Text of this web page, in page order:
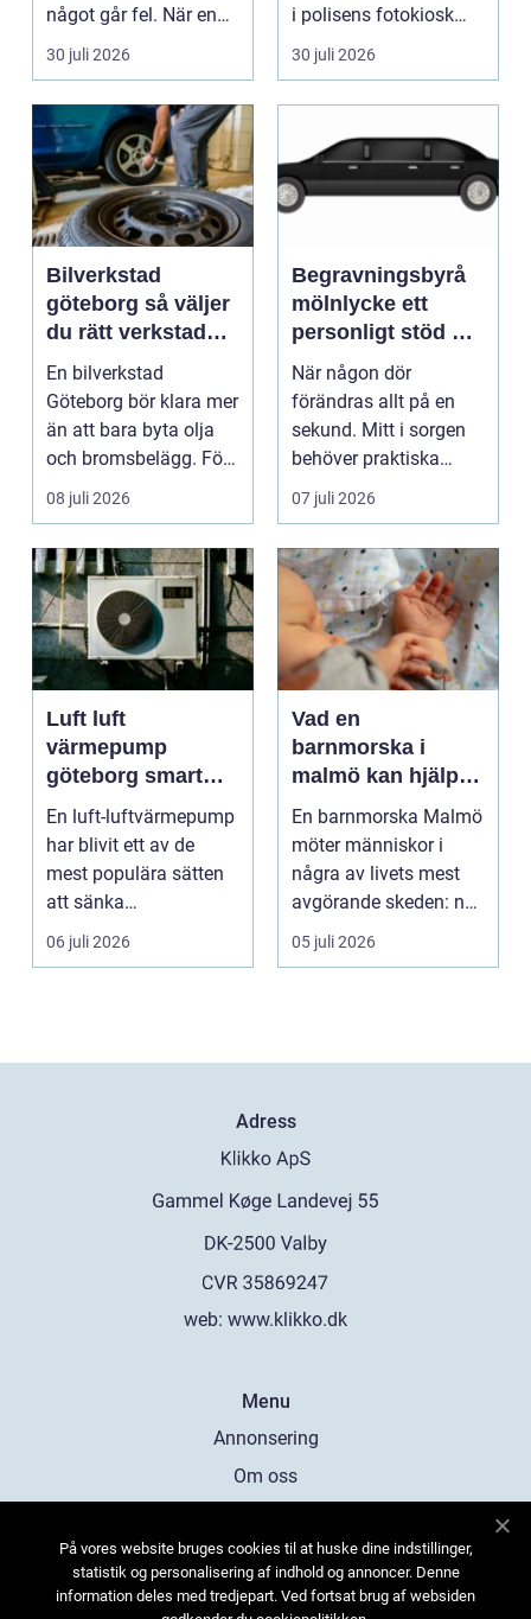
något går fel. När en
pump stannar hand...
30 juli 2026
i polisens fotokiosk
eller hos fotografen...
30 juli 2026
Bilverkstad
göteborg så väljer
du rätt verkstad
för din bil
En bilverkstad
Göteborg bör klara mer
än att bara byta olja
och bromsbelägg. För
många bilägare i oc...
08 juli 2026
Begravningsbyrå
mölnlycke ett
personligt stöd när
någon gått bort
När någon dör
förändras allt på en
sekund. Mitt i sorgen
behöver praktiska
frågor få svar: var ska
b...
07 juli 2026
Luft luft
värmepump
göteborg smart
värme för
kustklimat
En luft-luftvärmepump
har blivit ett av de
mest populära sätten
att sänka
uppvärmningskostnad
er och ...
06 juli 2026
Vad en
barnmorska i
malmö kan hjälpa
till med genom
livets olika faser
En barnmorska Malmö
möter människor i
några av livets mest
avgörande skeden: när
en graviditet plane...
05 juli 2026
Adress
web: www.klikko.dk
Menu
Annonsering
Om oss
Kontakta oss
Sitemap
På vores website bruges cookies til at huske dine indstillinger,
statistik og personalisering af indhold og annoncer. Denne
information deles med tredjepart. Ved fortsat brug af websiden